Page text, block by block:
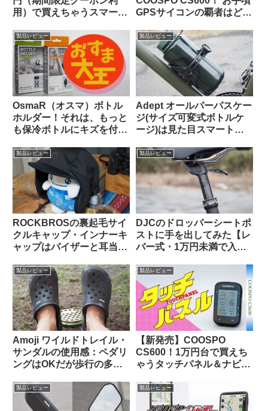
用）で買えちゃうスマート
になるの？（なりまし
た！）
GPSサイコンの覇者はどっ
製品レビュー
OsmaR（オスマ）ボトル
ホルダー！それは、もっと
も保冷ボトルにキズを付け
ダー（のはず）！！
製品レビュー
Adept オールパーパスケー
ジ(サイズ可変式ボトルケ
ージ)は見た目スマートで
【Bikase ABCケージとの
比較あり】
製品レビュー
ROCKBROSの裏起毛サイ
クルキャップ・インナーキ
ャップはバイザーと耳当て
冬の高強度ライドにも良し
製品レビュー
DJCのドロッパーシートポ
ストに手を出してみた【レ
バー式・1万円未満で入門
製品レビュー
Amoji ワイルドトレイル・
サンダルの使用感：ペダリ
ングはOKだが歩行の多い
CROCSの快適さに及ばず
製品レビュー
【新発売】COOSPO
CS600！1万円台で買えち
ゃうタッチパネル＆ナビ対
タの実力って、どんな感
じ？
製品レビュー 製品レビュー